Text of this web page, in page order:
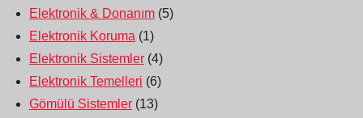
Elektronik & Donanım (5)
Elektronik Koruma (1)
Elektronik Sistemler (4)
Elektronik Temelleri (6)
Gömülü Sistemler (13)